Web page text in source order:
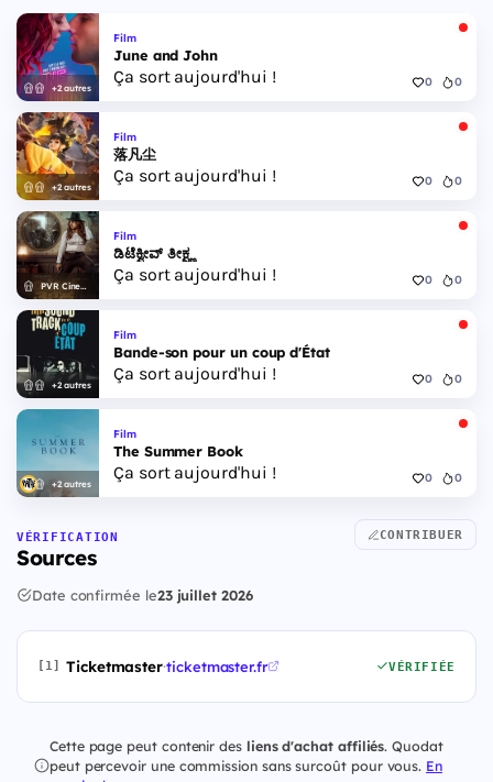
+2 autres
Film
June and John
Ça sort aujourd'hui ! 0 0
+2 autres
Film
落凡尘
Ça sort aujourd'hui ! 0 0
PVR Cinemas
Film
ಡಿಟೆಕ್ವೀವ್ ತೀಕ್ಷ್ಣ
Ça sort aujourd'hui ! 0 0
+2 autres
Film
Bande-son pour un coup d'État
Ça sort aujourd'hui ! 0 0
+2 autres
Film
The Summer Book
Ça sort aujourd'hui ! 0 0
VÉRIFICATION
Sources
CONTRIBUER
Date confirmée le23 juillet 2026
[1] Ticketmaster·ticketmaster.fr VÉRIFIÉE
Cette page peut contenir des liens d'achat affiliés. Quodat
peut percevoir une commission sans surcoût pour vous. En